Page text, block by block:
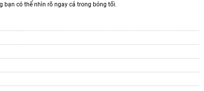
bạn có thể nhìn rõ ngay cả trong bóng tối.